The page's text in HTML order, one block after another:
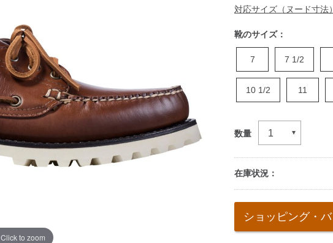
Click to zoom
対応サイズ（ヌード寸法）
靴のサイズ：
7 7 1/2
10 1/2 11
数量
在庫状況：
cart
options
ショッピング・